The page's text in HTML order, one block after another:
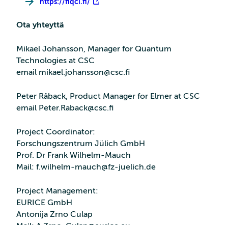
Ota yhteyttä
Mikael Johansson, Manager for Quantum
Technologies at CSC
email mikael.johansson@csc.fi
Peter Råback, Product Manager for Elmer at CSC
email Peter.Raback@csc.fi
Project Coordinator:
Forschungszentrum Jülich GmbH
Prof. Dr Frank Wilhelm-Mauch
Mail: f.wilhelm-mauch@fz-juelich.de
Project Management:
EURICE GmbH
Antonija Zrno Culap